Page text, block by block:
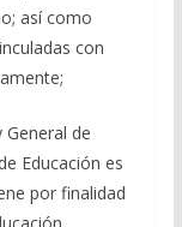
así como
con
de
Educación es
por finalidad